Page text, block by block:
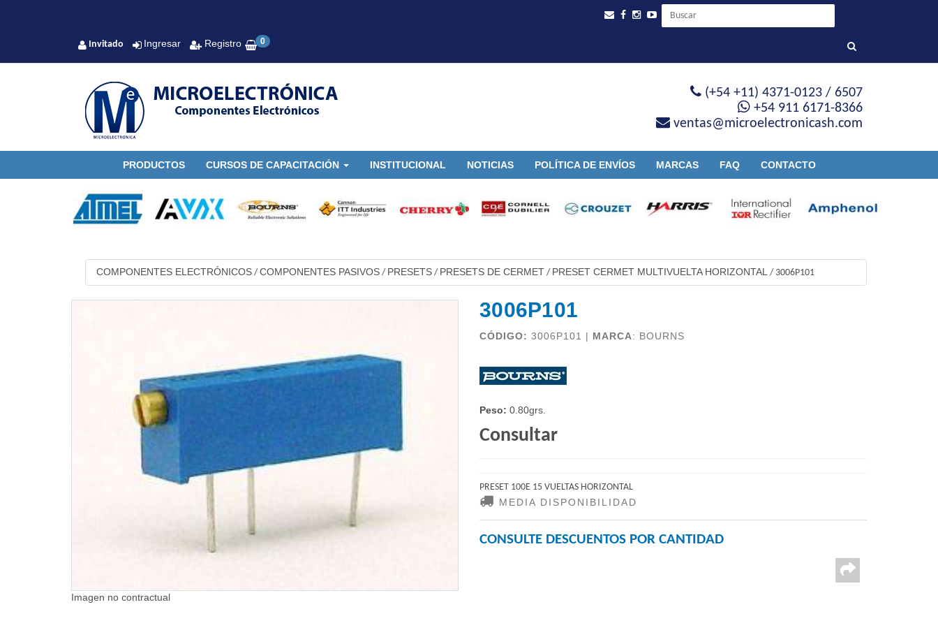
Invitado Ingresar Registro 0
PRODUCTOS CURSOS DE CAPACITACIÓN INSTITUCIONAL NOTICIAS POLÍTICA DE ENVÍOS MARCAS FAQ CONTACTO
(+54 +11) 4371-0123 / 6507
+54 911 6171-8366
ventas@microelectronicash.com
COMPONENTES ELECTRÓNICOS / COMPONENTES PASIVOS / PRESETS / PRESETS DE CERMET / PRESET CERMET MULTIVUELTA HORIZONTAL / 3006P101
Imagen no contractual
3006P101
CÓDIGO: 3006P101 | MARCA: BOURNS
Peso: 0.80grs.
Consultar
PRESET 100E 15 VUELTAS HORIZONTAL
MEDIA DISPONIBILIDAD
CONSULTE DESCUENTOS POR CANTIDAD